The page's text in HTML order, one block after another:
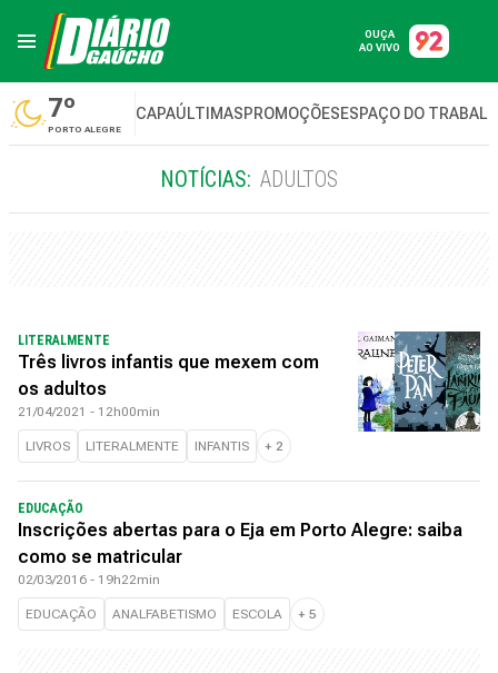
OUÇA
AO VIVO
7º
PORTO ALEGRE
CAPAÚLTIMASPROMOÇÕESESPAÇO DO
NOTÍCIAS: ADULTOS
LITERALMENTE
Três livros infantis que mexem com
os adultos
21/04/2021 - 12h00min
LIVROS LITERALMENTE INFANTIS + 2
EDUCAÇÃO
Inscrições abertas para o Eja em Porto Alegre: saiba
como se matricular
02/03/2016 - 19h22min
EDUCAÇÃO ANALFABETISMO ESCOLA + 5